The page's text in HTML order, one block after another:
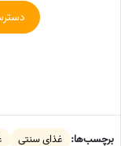
برچسب‌ها: غذای سنتی